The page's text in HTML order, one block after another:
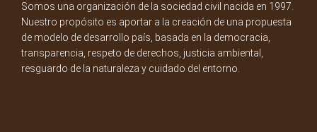
Somos una organización de la sociedad civil nacida en 1997.
Nuestro propósito es aportar a la creación de una propuesta
de modelo de desarrollo país, basada en la democracia,
transparencia, respeto de derechos, justicia ambiental,
resguardo de la naturaleza y cuidado del entorno.